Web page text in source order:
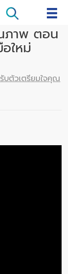
ภาพ ตอน
ใหม่
บตัวเตรียมใจคุณ